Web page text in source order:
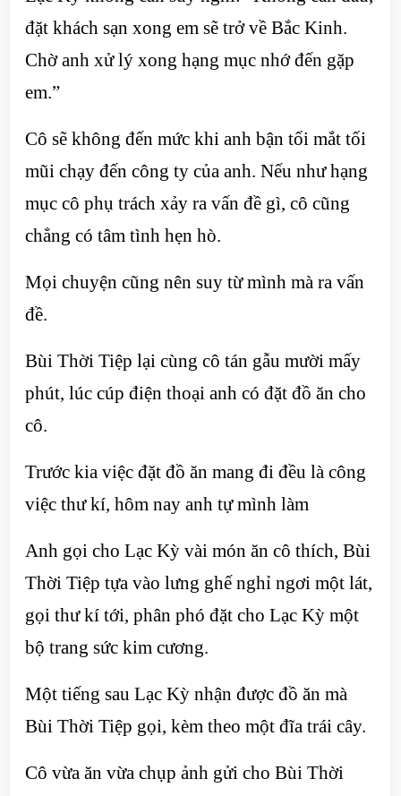
đặt khách sạn xong em sẽ trở về Bắc Kinh.
Chờ anh xử lý xong hạng mục nhớ đến gặp
em.”
Cô sẽ không đến mức khi anh bận tối mắt tối
mũi chạy đến công ty của anh. Nếu như hạng
mục cô phụ trách xảy ra vấn đề gì, cô cũng
chẳng có tâm tình hẹn hò.
Mọi chuyện cũng nên suy từ mình mà ra vấn
đề.
Bùi Thời Tiệp lại cùng cô tán gẫu mười mấy
phút, lúc cúp điện thoại anh có đặt đồ ăn cho
cô.
Trước kia việc đặt đồ ăn mang đi đều là công
việc thư kí, hôm nay anh tự mình làm
Anh gọi cho Lạc Kỳ vài món ăn cô thích, Bùi
Thời Tiệp tựa vào lưng ghế nghỉ ngơi một lát,
gọi thư kí tới, phân phó đặt cho Lạc Kỳ một
bộ trang sức kim cương.
Một tiếng sau Lạc Kỳ nhận được đồ ăn mà
Bùi Thời Tiệp gọi, kèm theo một đĩa trái cây.
Cô vừa ăn vừa chụp ảnh gửi cho Bùi Thời